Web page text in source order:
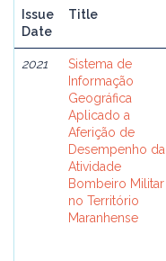
Issue
Date
Title
2021
Sistema de
Informação
Geográfica
Aplicado a
Aferição de
Desempenho da
Atividade
Bombeiro Militar
no Território
Maranhense